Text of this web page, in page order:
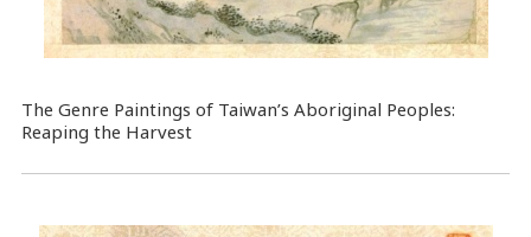
The Genre Paintings of Taiwan’s Aboriginal Peoples:
Reaping the Harvest